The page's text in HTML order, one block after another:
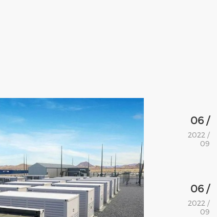
06 /
2022 /
09
06 /
2022 /
09